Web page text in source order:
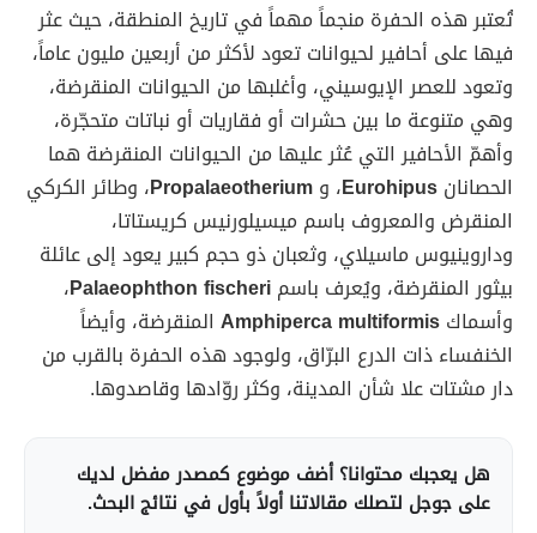
تُعتبر هذه الحفرة منجماً مهماً في تاريخ المنطقة، حيث عثر
فيها على أحافير لحيوانات تعود لأكثر من أربعين مليون عاماً،
وتعود للعصر الإيوسيني، وأغلبها من الحيوانات المنقرضة،
وهي متنوعة ما بين حشرات أو فقاريات أو نباتات متحجّرة،
وأهمّ الأحافير التي عُثر عليها من الحيوانات المنقرضة هما
الحصانانEurohipus، وPropalaeotherium، وطائر الكركي
المنقرض والمعروف باسم ميسيلورنيس كريستاتا،
وداروينيوس ماسيلاي، وثعبان ذو حجم كبير يعود إلى عائلة
بيثور المنقرضة، ويُعرف باسمPalaeophthon fischeri،
وأسماكAmphiperca multiformis المنقرضة، وأيضاً
الخنفساء ذات الدرع البرّاق، ولوجود هذه الحفرة بالقرب من
دار مشتات علا شأن المدينة، وكثر روّادها وقاصدوها.
هل يعجبك محتوانا؟ أضف موضوع كمصدر مفضل لديك
على جوجل لتصلك مقالاتنا أولاً بأول في نتائج البحث.